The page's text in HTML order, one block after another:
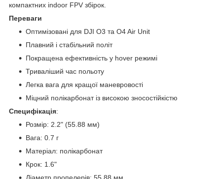
компактних indoor FPV збірок.
Переваги
Оптимізовані для DJI O3 та O4 Air Unit
Плавний і стабільний політ
Покращена ефективність у hover режимі
Триваліший час польоту
Легка вага для кращої маневровості
Міцний полікарбонат із високою зносостійкістю
Специфікація:
Розмір: 2.2" (55.88 мм)
Вага: 0.7 г
Матеріал: полікарбонат
Крок: 1.6"
Діаметр пропелерів: 55.88 мм